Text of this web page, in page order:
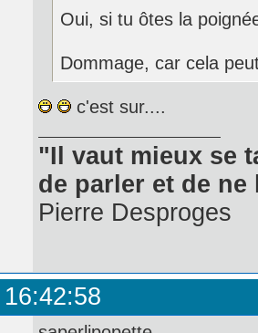
Oui, si tu ôtes la
Dommage, car cela
c'est sur....
"Il vaut mieux se
de parler et de
Pierre Desproges